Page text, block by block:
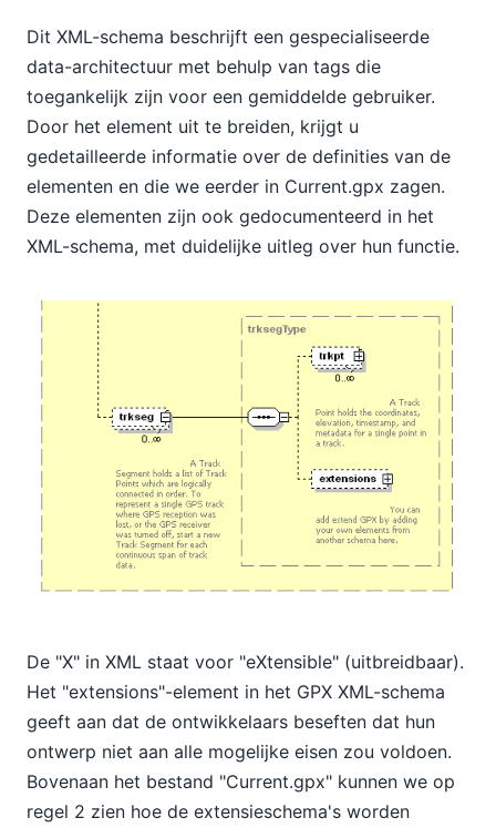
Dit XML-schema beschrijft een gespecialiseerde
data-architectuur met behulp van tags die
toegankelijk zijn voor een gemiddelde gebruiker.
Door het element uit te breiden, krijgt u
gedetailleerde informatie over de definities van de
elementen en die we eerder in Current.gpx zagen.
Deze elementen zijn ook gedocumenteerd in het
XML-schema, met duidelijke uitleg over hun functie.
De "X" in XML staat voor "eXtensible" (uitbreidbaar).
Het "extensions"-element in het GPX XML-schema
geeft aan dat de ontwikkelaars beseften dat hun
ontwerp niet aan alle mogelijke eisen zou voldoen.
Bovenaan het bestand "Current.gpx" kunnen we op
regel 2 zien hoe de extensieschema's worden